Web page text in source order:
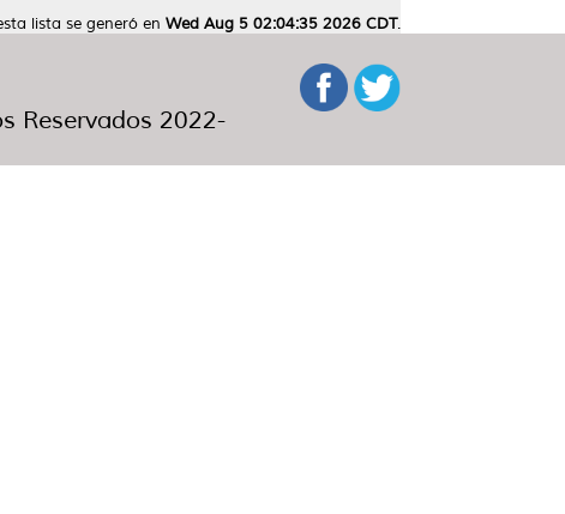
lista se generó en Wed Aug 5 02:04:35 2026 CDT.
Reservados 2022-